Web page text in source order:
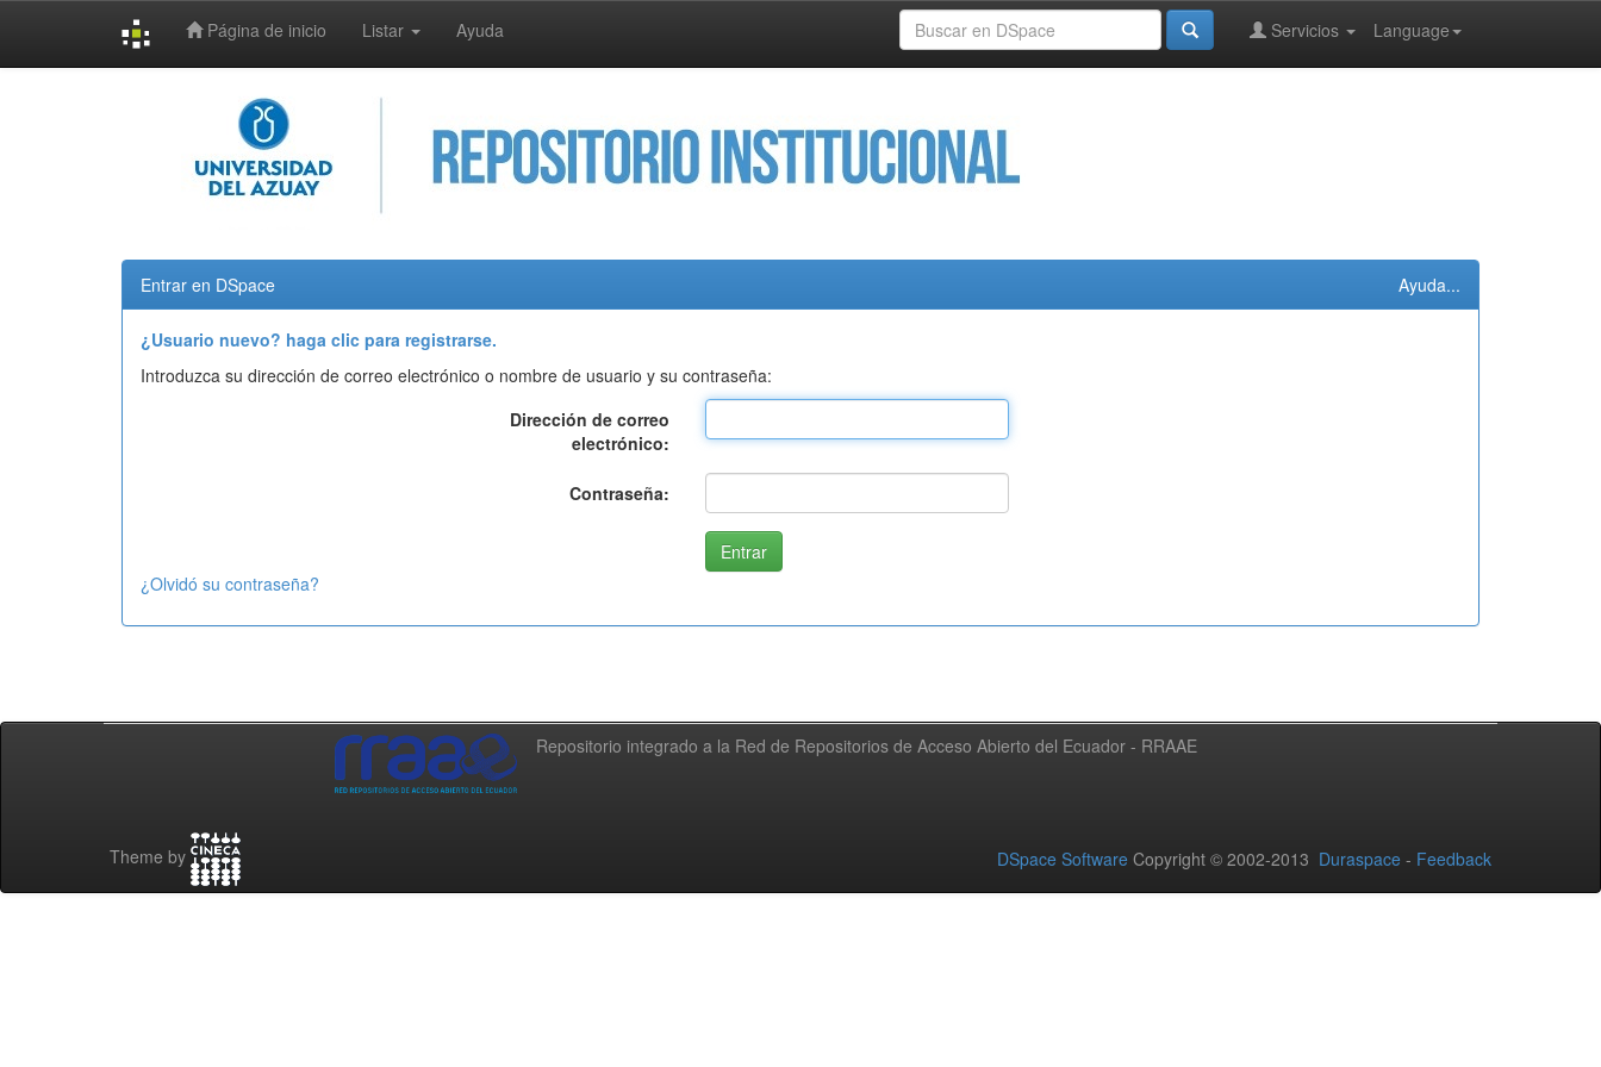
Página de inicio Listar Ayuda Language
Servicios
Entrar en DSpace Ayuda...
¿Usuario nuevo? haga clic para registrarse.
Introduzca su dirección de correo electrónico o nombre de usuario y su contraseña:
Dirección de correo
electrónico:
Contraseña:
¿Olvidó su contraseña?
Repositorio integrado a la Red de Repositorios de Acceso Abierto del Ecuador - RRAAE
Theme by DSpace Software Copyright © 2002-2013 Duraspace - Feedback